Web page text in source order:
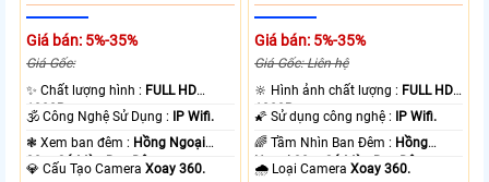
Giá bán: 5%-35%
Giá Gốc:
✨ Chất lượng hình : FULL HD
1080P .
🕉️ Công Nghệ Sử Dụng :
IP Wifi.
❃ Xem ban đêm : Hồng Ngoại
30m Có Màu Ban Ðêm.
💎 Cấu Tạo CameraXoay 360.
Giá bán: 5%-35%
Giá Gốc: Liên hệ
🔆 Hình ảnh chất lượng : FULL HD
1080P .
🌠 Sử dụng công nghệ :
IP Wifi.
🌈 Tầm Nhìn Ban Đêm : Hồng
Ngoại 30m Có Màu Ban Ðêm.
🌧️ Loại CameraXoay 360.